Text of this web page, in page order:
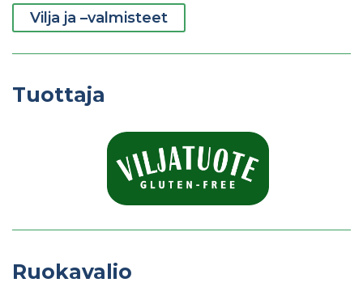
Vilja ja –valmisteet
Tuottaja
Ruokavalio